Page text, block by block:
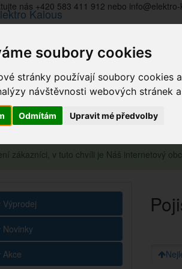
soubory cookies
stránky používají soubory cookies
návštěvnosti webových stránek
Odmítám Upravit mé předvolby
nás +420 583 411 912 nebo
zákazníci, v tuto chvíli je Náš internetový
Výprodej
Novinky
Akce